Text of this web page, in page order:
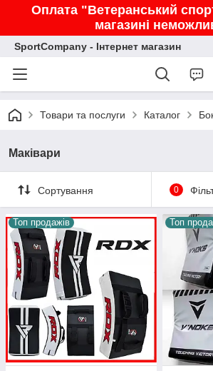
Оплата "Ветеранський
магазині
SportCompany - Інтернет магазин
Товари та послуги Каталог
Маківари
Сортування 0
Топ продажів Топ